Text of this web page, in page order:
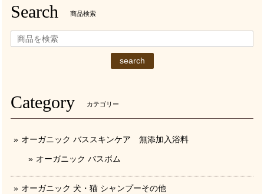
Search 商品検索
search
Category カテゴリー
オーガニック バススキンケア 無添加入浴料
オーガニック バスボム
オーガニック 犬・猫 シャンプーその他